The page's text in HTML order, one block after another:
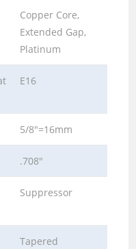
Copper Core,
Extended Gap,
Platinum
E16
5/8″=16mm
.708″
Suppressor
Tapered